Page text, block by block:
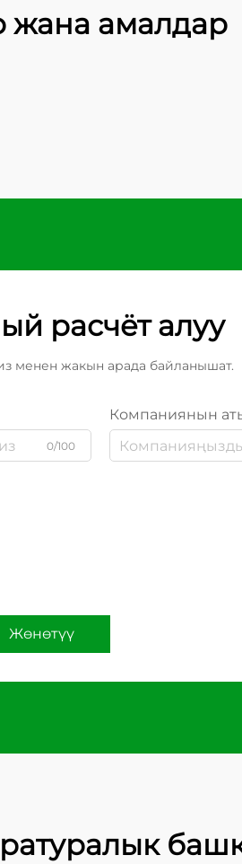
жана амалдар
расчёт алуу
менен жакын арада байланышат.
0/100
Компаниянын
Жөнөтүү